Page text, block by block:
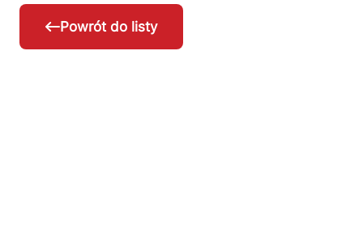
Powrót do listy